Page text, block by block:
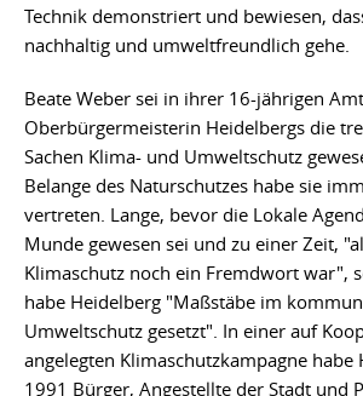
Technik demonstriert und bewiesen,
nachhaltig und umweltfreundlich gehe.
Beate Weber sei in ihrer 16-jährigen
Oberbürgermeisterin Heidelbergs die
Sachen Klima- und Umweltschutz
Belange des Naturschutzes habe sie
vertreten. Lange, bevor die Lokale
Munde gewesen sei und zu einer Zeit,
Klimaschutz noch ein Fremdwort war",
habe Heidelberg "Maßstäbe im
Umweltschutz gesetzt". In einer auf
angelegten Klimaschutzkampagne habe
1991 Bürger, Angestellte der Stadt und